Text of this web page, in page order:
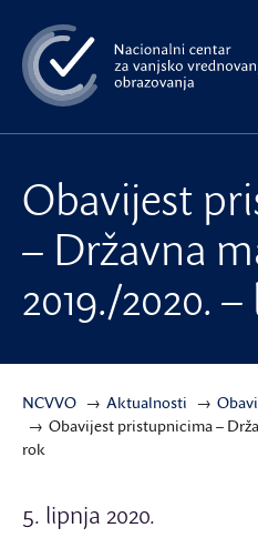
na
glavni
sadržaj
Obavijest
– Državna
2019./2020.
NCVVO Aktualnosti
Obavijest pristupnicima –
rok
5. lipnja 2020.